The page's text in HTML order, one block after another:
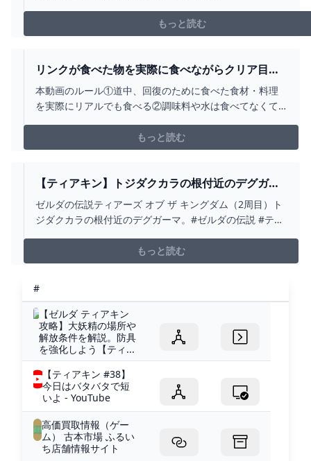
もっと読む
リンクが食べた物を実際に食べながらクリア目指
す企画でとうとうハイラル城に潜入した！！！
【ティアキン】【料理】【ゼルダの伝説ティアー
本動画のルール①道中、回復のために食べた食材・料理
を実際にリアルでも食べる②調味料や水は食べてなくて
２⤵https://youtu.be/-4HQujy3ZsQ◆ナガレの
Twitter◆https://twitter.com/N...
もっと読む
【ティアキン】トジダクカラの根付近のデグガー
マ ゼルダの伝説ティアーズ オブ ザ キングダム
（2周目） #ゼルダの伝説 #ティアキン #ZELDA -
ゼルダの伝説ティアーズ オブ ザ キングダム（2周目）ト
ジダクカラの根付近のデグガーマ。#ゼルダの伝説 #ティ
もっと読む
#
【ゼルダ ティアキン
攻略】大妖精の場所や
解放条件を解説。防具
を強化しよう【ティ...
【ティアキン #38】
今日はバタバタで短
いよ - YouTube
高価買取情報（ゲー
ム） 古本市場 ふるい
ち店舗情報サイト